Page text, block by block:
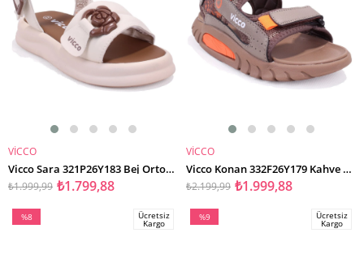
SEPETE EKLE
VİCCO
Vicco Sara 321P26Y183 Bej Ortopedik Günlük Kız Çocuk Spor Sandalet
₺1.799,88
₺1.999,99
SEPETE EKLE
VİCCO
Vicco Konan 332F26Y179 Kahve Ortopedik Günlük Erkek Çocuk Spor Sandalet
₺1.999,88
₺2.199,99
%8
Ücretsiz
Kargo
%9
Ücretsiz
Kargo